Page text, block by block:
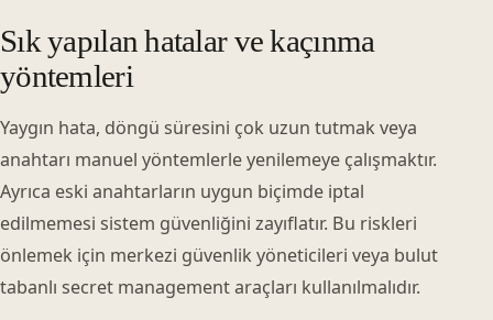
Sık yapılan hatalar ve kaçınma
yöntemleri
Yaygın hata, döngü süresini çok uzun tutmak veya
anahtarı manuel yöntemlerle yenilemeye çalışmaktır.
Ayrıca eski anahtarların uygun biçimde iptal
edilmemesi sistem güvenliğini zayıflatır. Bu riskleri
önlemek için merkezi güvenlik yöneticileri veya bulut
tabanlı secret management araçları kullanılmalıdır.